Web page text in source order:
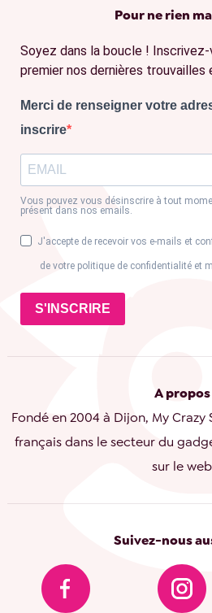
Pour ne rien
Soyez dans la boucle !
premier nos dernières
Merci de renseigner votre
inscrire
Vous pouvez vous désinscrire à tout
présent dans nos emails.
J'accepte de recevoir vos e-mails et
de votre politique de confidentialité et
S'INSCRIRE
A propos
Fondé en 2004 à Dijon, My
français dans le secteur du
sur le web
Suivez-nous